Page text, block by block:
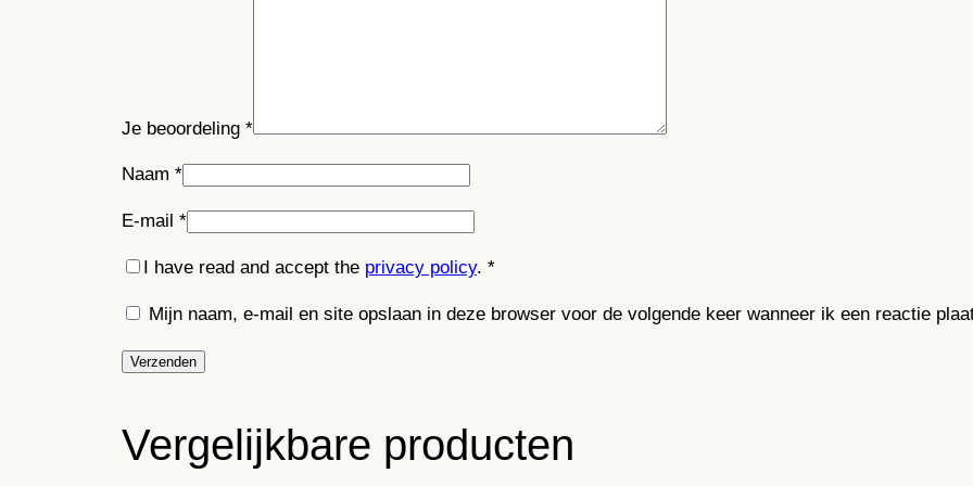
Je beoordeling *
Naam *
E-mail *
I have read and accept the privacy policy. *
Mijn naam, e-mail en site opslaan in deze browser voor de volgende keer wanneer ik een reactie
Vergelijkbare producten